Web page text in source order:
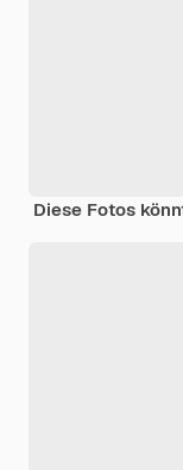
Diese Fotos